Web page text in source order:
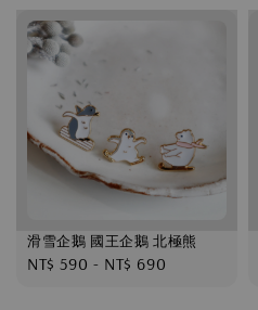
滑雪企鵝 國王企鵝 北極熊
Regular
NT$ 590 - NT$ 690